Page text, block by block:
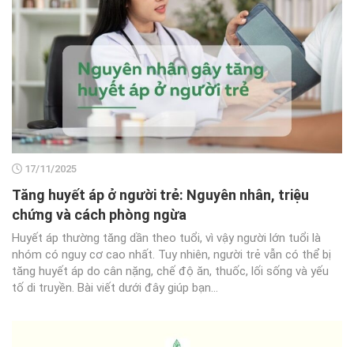
17/11/2025
Tăng huyết áp ở người trẻ: Nguyên nhân, triệu
chứng và cách phòng ngừa
Huyết áp thường tăng dần theo tuổi, vì vậy người lớn tuổi là
nhóm có nguy cơ cao nhất. Tuy nhiên, người trẻ vẫn có thể bị
tăng huyết áp do cân nặng, chế độ ăn, thuốc, lối sống và yếu
tố di truyền. Bài viết dưới đây giúp bạn...